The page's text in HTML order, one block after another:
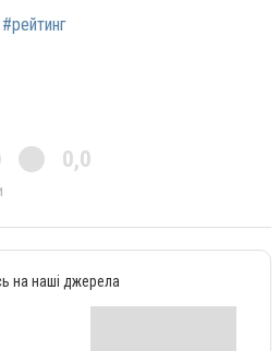
#рейтинг
0,0
на наші джерела